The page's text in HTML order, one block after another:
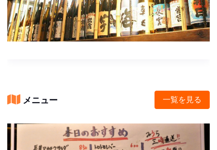
メニュー 一覧を見る